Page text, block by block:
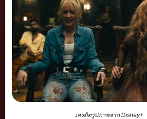
เครดิตรูปภาพจาก Disney+